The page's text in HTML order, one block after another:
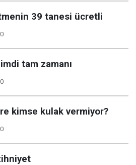
39 tanesi ücretli
tam zamanı
kimse kulak vermiyor?